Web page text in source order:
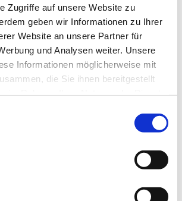
Zugriffe auf unsere Website zu
geben wir Informationen zu Ihrer
Website an unsere Partner für
und Analysen weiter. Unsere
Informationen möglicherweise mit
die Sie ihnen bereitgestellt
Lagerung und Verpackung
weiche, streichfähige Rohwurst,
Ware
Verpackung